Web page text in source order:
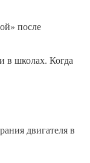
после
в школах. Когда
двигателя в